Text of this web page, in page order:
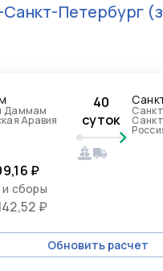
Петербург
Даммам
Аравия
40
суток
₽
сборы
₽
Обновить расчет